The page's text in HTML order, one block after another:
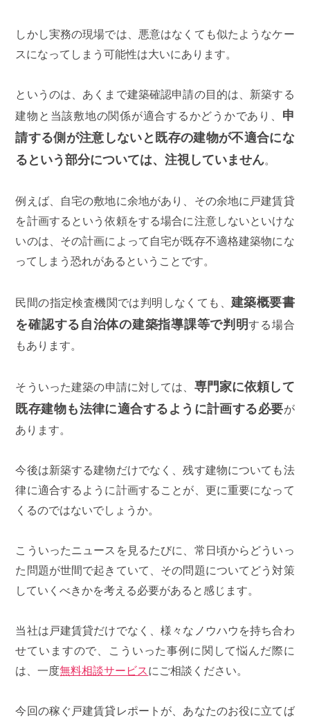
しかし実務の現場では、悪意はなくても似たようなケー
スになってしまう可能性は大いにあります。
というのは、あくまで建築確認申請の目的は、新築する
建物と当該敷地の関係が適合するかどうかであり、 申
請する側が注意しないと既存の建物が不適合にな
るという部分については、注視していません。
例えば、自宅の敷地に余地があり、その余地に戸建賃貸
を計画するという依頼をする場合に注意しないといけな
いのは、その計画によって自宅が既存不適格建築物にな
ってしまう恐れがあるということです。
民間の指定検査機関では判明しなくても、 建築概要書
を確認する自治体の建築指導課等で判明する場合
もあります。
そういった建築の申請に対しては、 専門家に依頼して
既存建物も法律に適合するように計画する必要が
あります。
今後は新築する建物だけでなく、残す建物についても法
律に適合するように計画することが、更に重要になって
くるのではないでしょうか。
こういったニュースを見るたびに、常日頃からどういっ
た問題が世間で起きていて、その問題についてどう対策
していくべきかを考える必要があると感じます。
当社は戸建賃貸だけでなく、様々なノウハウを持ち合わ
せていますので、こういった事例に関して悩んだ際に
は、一度無料相談サービスにご相談ください。
今回の稼ぐ戸建賃貸レポートが、あなたのお役に立てば